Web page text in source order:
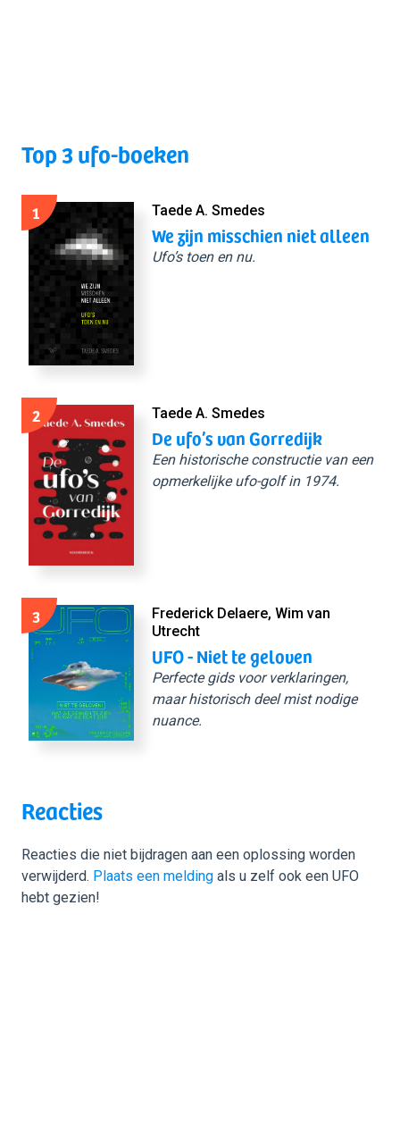
Top 3 ufo-boeken
1 Taede A. Smedes
We zijn misschien niet alleen
Ufo’s toen en nu.
2 Taede A. Smedes
De ufo’s van Gorredijk
Een historische constructie van een
opmerkelijke ufo-golf in 1974.
3
Frederick Delaere, Wim van
Utrecht
UFO - Niet te geloven
Perfecte gids voor verklaringen,
maar historisch deel mist nodige
nuance.
Reacties
Reacties die niet bijdragen aan een oplossing worden
verwijderd. Plaats een melding als u zelf ook een UFO
hebt gezien!